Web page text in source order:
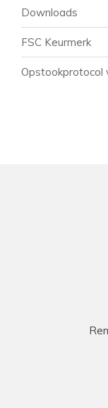
Downloads
FSC Keurmerk
Opstookprotocol